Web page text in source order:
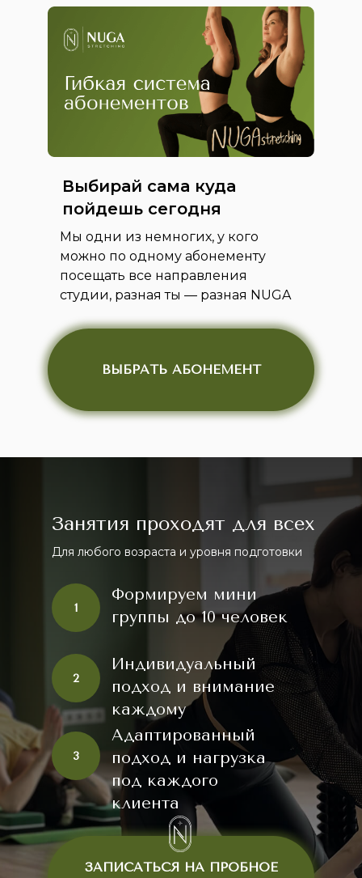
ПОДРОБНЕЕ
ПОДРОБНЕЕ
ПОДРОБНЕЕ
ПОДРОБНЕЕ
ПОДРОБНЕЕ
ПОДРОБНЕЕ
ПОДРОБНЕЕ
Выбирай сама куда
пойдешь сегодня
Мы одни из немногих, у кого
можно по одному абонементу
посещать все направления
студии, разная ты — разная NUGA
ВЫБРАТЬ АБОНЕМЕНТ
Занятия проходят для всех
1
Для любого возраста и уровня подготовки
Формируем мини
группы до 10 человек
2
Индивидуальный
подход и внимание
каждому
3
Адаптированный
подход и нагрузка
под каждого
клиента
ЗАПИСАТЬСЯ НА ПРОБНОЕ